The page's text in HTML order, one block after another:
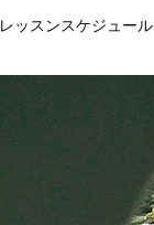
レッスンスケジュール